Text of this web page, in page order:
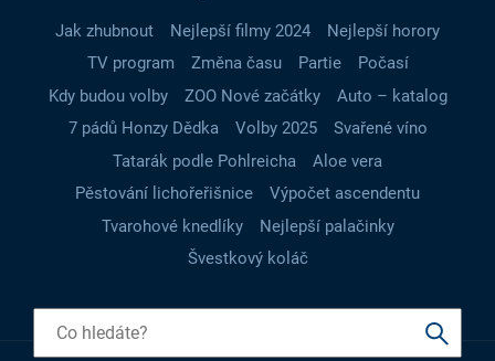
Jak zhubnout Nejlepší filmy 2024
Nejlepší horory
TV program
Změna času Partie
Počasí
Kdy budou volby
ZOO Nové začátky
Auto – katalog
7 pádů Honzy Dědka
Volby 2025
Svařené víno
Tatarák podle Pohlreicha
Aloe vera
Pěstování lichořeřišnice
Výpočet ascendentu
Tvarohové knedlíky
Nejlepší palačinky
Švestkový koláč